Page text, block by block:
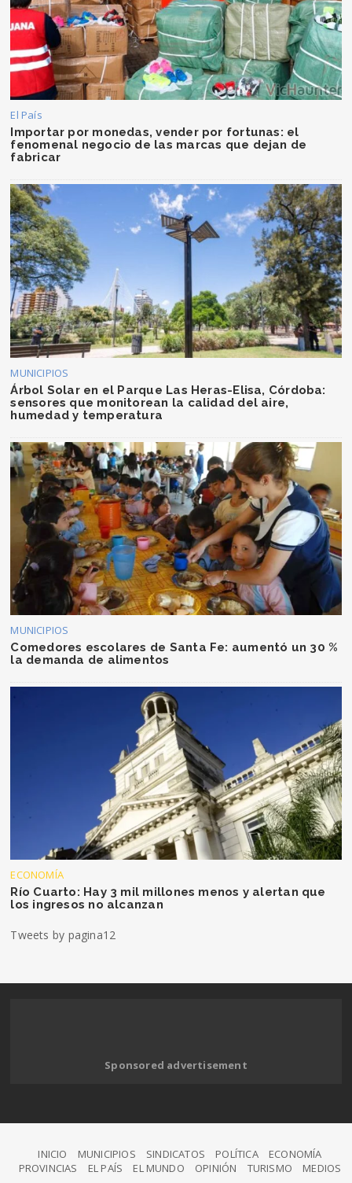
El País
Importar por monedas, vender por fortunas: el
fenomenal negocio de las marcas que dejan de
fabricar
MUNICIPIOS
Árbol Solar en el Parque Las Heras-Elisa, Córdoba:
sensores que monitorean la calidad del aire,
humedad y temperatura
MUNICIPIOS
Comedores escolares de Santa Fe: aumentó un 30 %
la demanda de alimentos
ECONOMÍA
Río Cuarto: Hay 3 mil millones menos y alertan que
los ingresos no alcanzan
Tweets by pagina12
Sponsored advertisement
INICIO MUNICIPIOS SINDICATOS POLÍTICA
ECONOMÍA
PROVINCIAS
EL PAÍS EL MUNDO OPINIÓN TURISMO MEDIOS